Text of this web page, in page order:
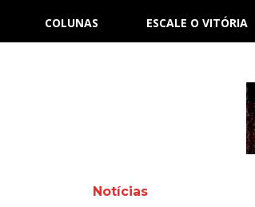
COLUNAS ESCALE O VITÓRIA
Notícias